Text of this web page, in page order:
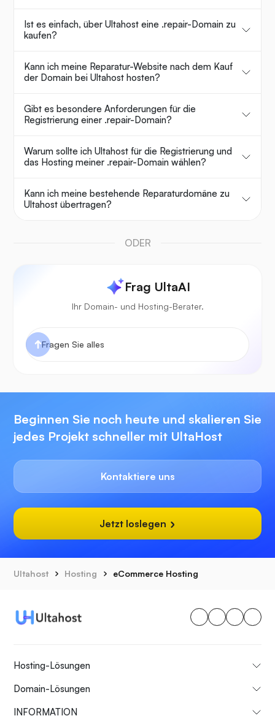
Ist es einfach, über Ultahost eine .repair-Domain zu
kaufen?
Kann ich meine Reparatur-Website nach dem Kauf
der Domain bei Ultahost hosten?
Gibt es besondere Anforderungen für die
Registrierung einer .repair-Domain?
Warum sollte ich Ultahost für die Registrierung und
das Hosting meiner .repair-Domain wählen?
Kann ich meine bestehende Reparaturdomäne zu
Ultahost übertragen?
ODER
Frag UltaAI
Ihr Domain- und Hosting-Berater.
Beginnen Sie noch heute und skalieren Sie
jedes Projekt schneller mit UltaHost
Kontaktiere uns
Jetzt loslegen
Ultahost Hosting eCommerce Hosting
Hosting-Lösungen
Domain-Lösungen
INFORMATION